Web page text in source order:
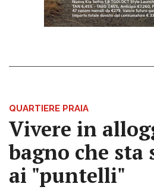
QUARTIERE PRAIA
Vivere in
bagno che sta
ai "puntelli"